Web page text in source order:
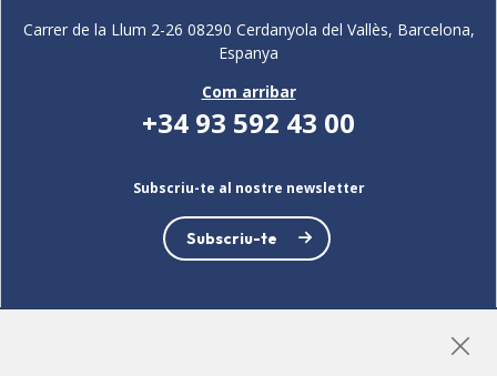
Carrer de la Llum 2-26 08290 Cerdanyola del Vallès, Barcelona,
Espanya
Com arribar
+34 93 592 43 00
Subscriu-te al nostre newsletter
Subscriu-te